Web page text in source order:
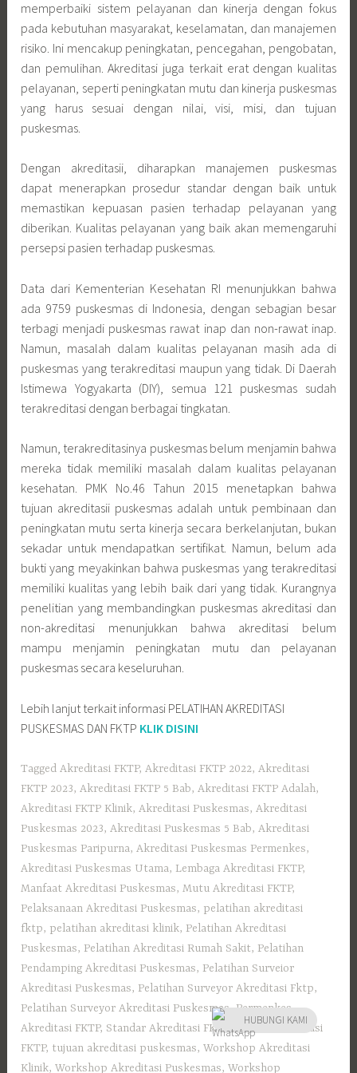
memperbaiki sistem pelayanan dan kinerja dengan fokus
pada kebutuhan masyarakat, keselamatan, dan manajemen
risiko. Ini mencakup peningkatan, pencegahan, pengobatan,
dan pemulihan. Akreditasi juga terkait erat dengan kualitas
pelayanan, seperti peningkatan mutu dan kinerja puskesmas
yang harus sesuai dengan nilai, visi, misi, dan tujuan
puskesmas.
Dengan akreditasii, diharapkan manajemen puskesmas
dapat menerapkan prosedur standar dengan baik untuk
memastikan kepuasan pasien terhadap pelayanan yang
diberikan. Kualitas pelayanan yang baik akan memengaruhi
persepsi pasien terhadap puskesmas.
Data dari Kementerian Kesehatan RI menunjukkan bahwa
ada 9759 puskesmas di Indonesia, dengan sebagian besar
terbagi menjadi puskesmas rawat inap dan non-rawat inap.
Namun, masalah dalam kualitas pelayanan masih ada di
puskesmas yang terakreditasi maupun yang tidak. Di Daerah
Istimewa Yogyakarta (DIY), semua 121 puskesmas sudah
terakreditasi dengan berbagai tingkatan.
Namun, terakreditasinya puskesmas belum menjamin bahwa
mereka tidak memiliki masalah dalam kualitas pelayanan
kesehatan. PMK No.46 Tahun 2015 menetapkan bahwa
tujuan akreditasii puskesmas adalah untuk pembinaan dan
peningkatan mutu serta kinerja secara berkelanjutan, bukan
sekadar untuk mendapatkan sertifikat. Namun, belum ada
bukti yang meyakinkan bahwa puskesmas yang terakreditasi
memiliki kualitas yang lebih baik dari yang tidak. Kurangnya
penelitian yang membandingkan puskesmas akreditasi dan
non-akreditasi menunjukkan bahwa akreditasi belum
mampu menjamin peningkatan mutu dan pelayanan
puskesmas secara keseluruhan.
Lebih lanjut terkait informasi PELATIHAN AKREDITASI
PUSKESMAS DAN FKTP KLIK DISINI
TaggedAkreditasi FKTP,Akreditasi FKTP 2022,Akreditasi
FKTP 2023,Akreditasi FKTP 5 Bab,Akreditasi FKTP Adalah,
Akreditasi FKTP Klinik,Akreditasi Puskesmas,Akreditasi
Puskesmas 2023,Akreditasi Puskesmas 5 Bab,Akreditasi
Puskesmas Paripurna,Akreditasi Puskesmas Permenkes,
Akreditasi Puskesmas Utama, Lembaga Akreditasi FKTP,
Manfaat Akreditasi Puskesmas,Mutu Akreditasi FKTP,
Pelaksanaan Akreditasi Puskesmas, pelatihan akreditasi
fktp, pelatihan akreditasi klinik, Pelatihan Akreditasi
Puskesmas, Pelatihan Akreditasi Rumah Sakit, Pelatihan
Pendamping Akreditasi Puskesmas, Pelatihan Surveior
Akreditasi Puskesmas, Pelatihan Surveyor Akreditasi Fktp,
Pelatihan Surveyor Akreditasi Puskesmas,Permenkes
Akreditasi FKTP, Standar Akreditasi FKTP,Tujuan Akreditasi
FKTP, tujuan akreditasi puskesmas,Workshop Akreditasi
Klinik,Workshop Akreditasi Puskesmas,Workshop
HUBUNGI KAMI